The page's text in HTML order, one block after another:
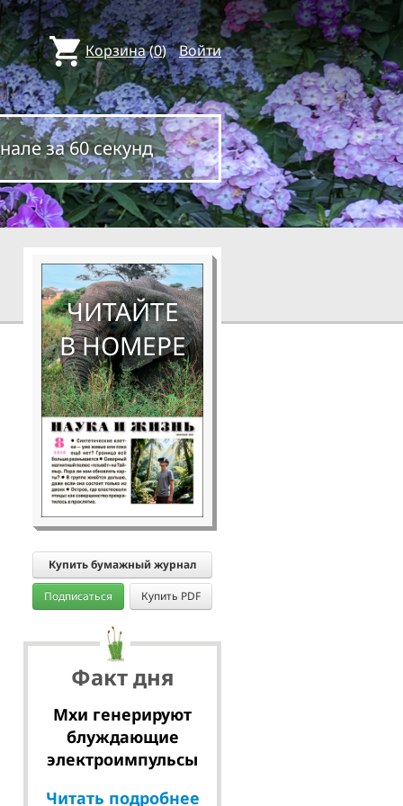
Корзина(0) Войти
за 60 секунд
ЧИТАЙТЕ
В НОМЕРЕ
Купить бумажный журнал
Подписаться Купить PDF
Факт дня
Мхи генерируют
блуждающие
электроимпульсы
Читать подробнее